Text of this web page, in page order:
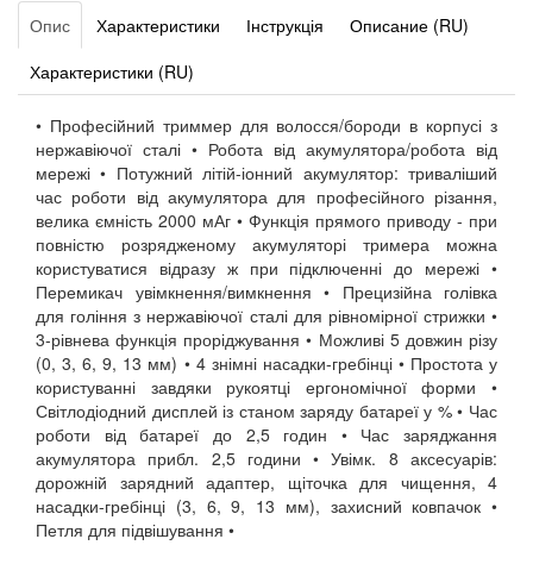
Опис Характеристики Інструкція
Описание (RU)
Характеристики (RU)
• Професійний триммер для волосся/бороди в корпусі з
нержавіючої сталі • Робота від акумулятора/робота від
мережі • Потужний літій-іонний акумулятор: триваліший
час роботи від акумулятора для професійного різання,
велика ємність 2000 мАг • Функція прямого приводу - при
повністю розрядженому акумуляторі тримера можна
користуватися відразу ж при підключенні до мережі •
Перемикач увімкнення/вимкнення • Прецизійна голівка
для гоління з нержавіючої сталі для рівномірної стрижки •
3-рівнева функція проріджування • Можливі 5 довжин різу
(0, 3, 6, 9, 13 мм) • 4 знімні насадки-гребінці • Простота у
користуванні завдяки рукоятці ергономічної форми •
Світлодіодний дисплей із станом заряду батареї у % • Час
роботи від батареї до 2,5 годин • Час заряджання
акумулятора прибл. 2,5 години • Увімк. 8 аксесуарів:
дорожній зарядний адаптер, щіточка для чищення, 4
насадки-гребінці (3, 6, 9, 13 мм), захисний ковпачок •
Петля для підвішування •